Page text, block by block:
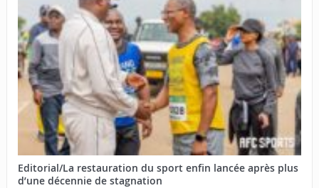
Editorial/La restauration du sport enfin lancée après plus
d’une décennie de stagnation